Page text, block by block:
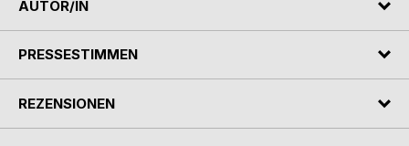
AUTOR/IN
PRESSESTIMMEN
REZENSIONEN